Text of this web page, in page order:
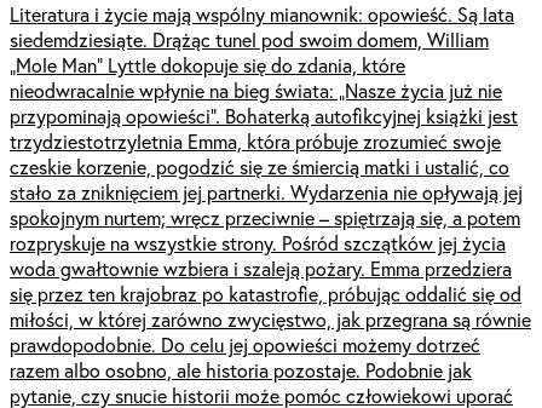
Literatura i życie mają wspólny mianownik: opowieść. Są lata
siedemdziesiąte. Drążąc tunel pod swoim domem, William
„Mole Man” Lyttle dokopuje się do zdania, które
nieodwracalnie wpłynie na bieg świata: „Nasze życia już nie
przypominają opowieści”. Bohaterką autofikcyjnej książki jest
trzydziestotrzyletnia Emma, która próbuje zrozumieć swoje
czeskie korzenie, pogodzić się ze śmiercią matki i ustalić, co
stało za zniknięciem jej partnerki. Wydarzenia nie opływają jej
spokojnym nurtem; wręcz przeciwnie – spiętrzają się, a potem
rozpryskuje na wszystkie strony. Pośród szczątków jej życia
woda gwałtownie wzbiera i szaleją pożary. Emma przedziera
się przez ten krajobraz po katastrofie, próbując oddalić się od
miłości, w której zarówno zwycięstwo, jak przegrana są równie
prawdopodobnie. Do celu jej opowieści możemy dotrzeć
razem albo osobno, ale historia pozostaje. Podobnie jak
pytanie, czy snucie historii może pomóc człowiekowi uporać